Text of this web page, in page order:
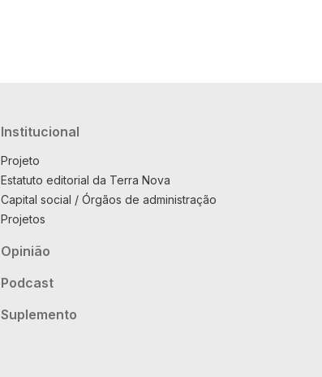
Institucional
Projeto
Estatuto editorial da Terra Nova
Capital social / Órgãos de administração
Projetos
Opinião
Podcast
Suplemento